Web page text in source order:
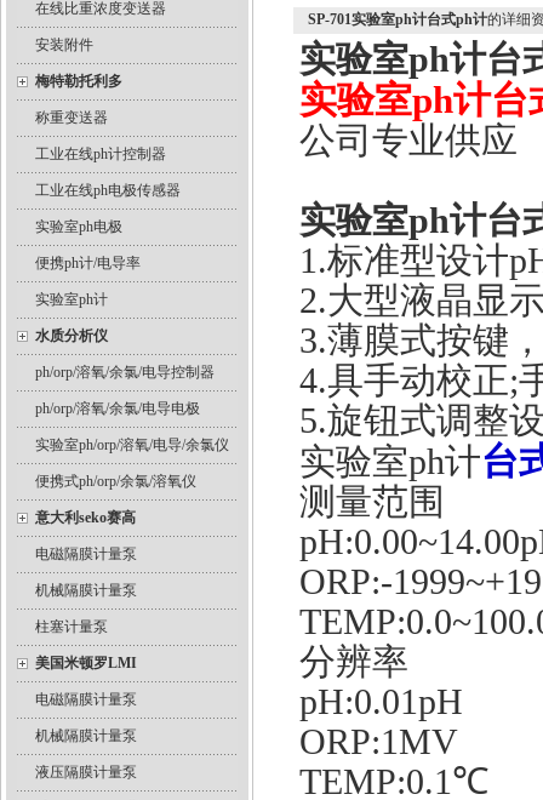
在线比重浓度变送器
安装附件
梅特勒托利多
称重变送器
工业在线ph计控制器
工业在线ph电极传感器
实验室ph电极
便携ph计/电导率
实验室ph计
水质分析仪
ph/orp/溶氧/余氯/电导控制器
ph/orp/溶氧/余氯/电导电极
实验室ph/orp/溶氧/电导/余氯仪
便携式ph/orp/余氯/溶氧仪
意大利seko赛高
电磁隔膜计量泵
机械隔膜计量泵
柱塞计量泵
美国米顿罗LMI
电磁隔膜计量泵
机械隔膜计量泵
液压隔膜计量泵
SP-701实验室ph计台式ph计的详细
实验室ph计台
实验室ph计台
公司专业供应
实验室ph计台
1.标准型设计
2.大型液晶显
3.薄膜式按键
4.具手动校正;
5.旋钮式调整
实验室ph计台
测量范围
ORP:-
分辨率
pH:0.01pH
ORP:1MV
TEMP:0.1℃